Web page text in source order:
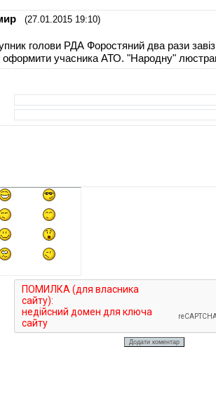
(27.01.2015 19:10)
голови РДА Форостяний два рази
оформити учасника АТО. "Народну"